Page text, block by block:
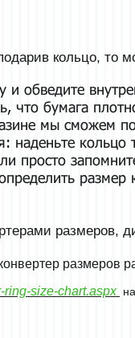
кольцо, то
и обведите
что бумага
мы сможем
наденьте
просто
размеров,
размеров
ring-size-chart.aspx